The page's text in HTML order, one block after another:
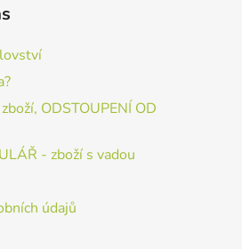
ODSTOUPENÍ OD
- zboží s vadou
údajů